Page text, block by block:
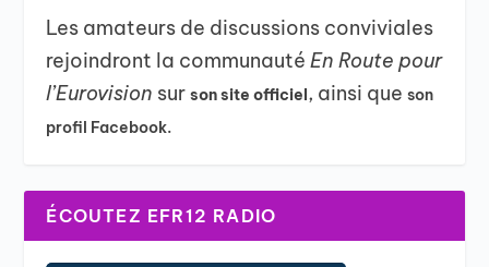
Les amateurs de discussions conviviales
rejoindront la communautéEn Route pour
l’Eurovision surson site officiel, ainsi queson
profil Facebook.
ÉCOUTEZ EFR12 RADIO